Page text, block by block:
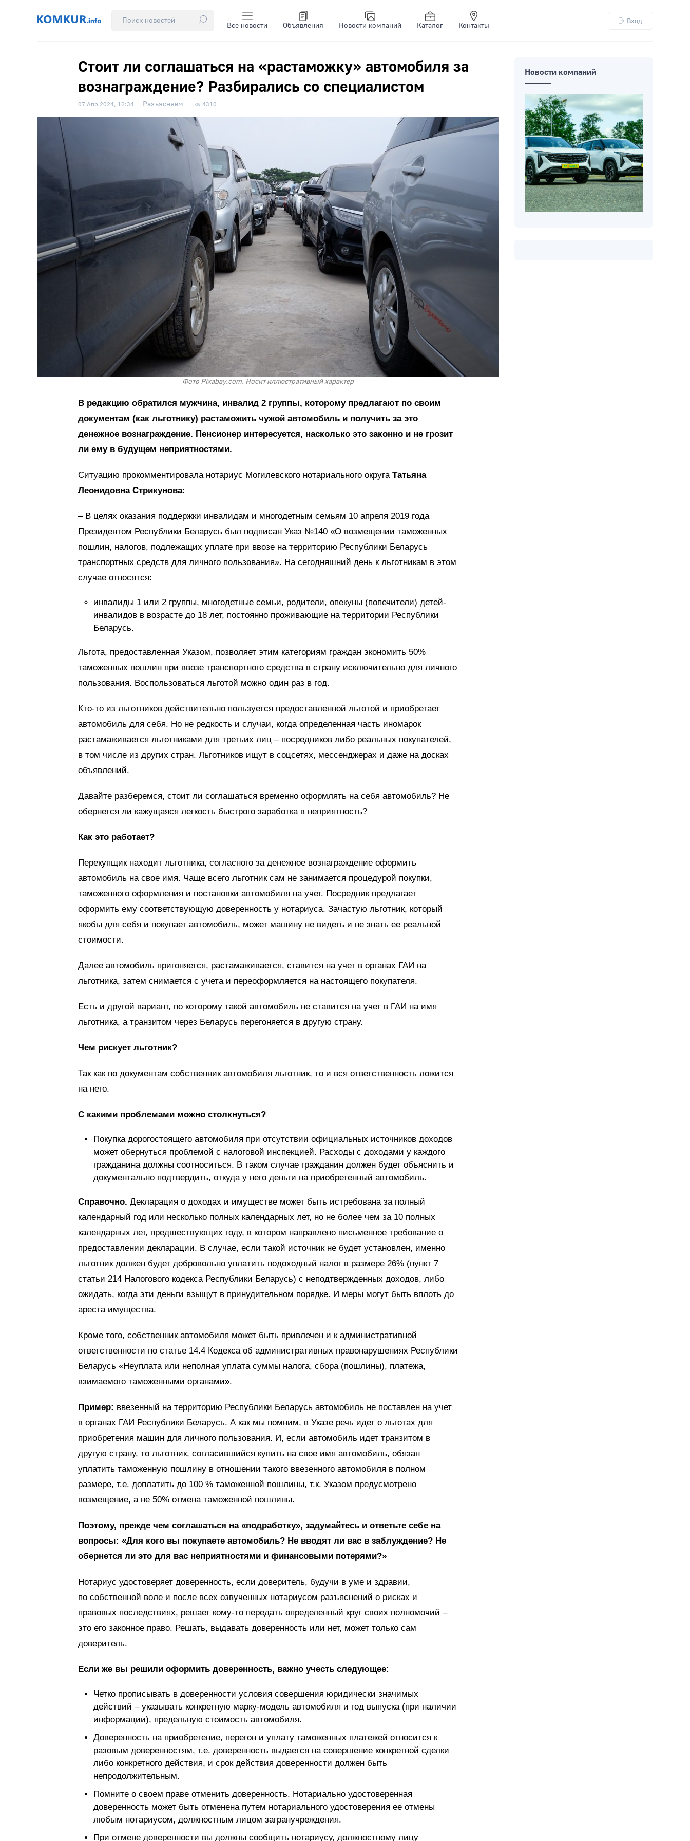
Все новости Объявления Новости компаний Каталог Контакты
Вход
Стоит ли соглашаться на «растаможку» автомобиля за
вознаграждение? Разбирались со специалистом
07 Апр 2024, 12:34 Разъясняем 4310
Фото Pixabay.com. Носит иллюстративный характер
В редакцию обратился мужчина, инвалид 2 группы, которому предлагают по своим
документам (как льготнику) растаможить чужой автомобиль и получить за это
денежное вознаграждение. Пенсионер интересуется, насколько это законно и не грозит
ли ему в будущем неприятностями.
Ситуацию прокомментировала нотариус Могилевского нотариального округа Татьяна
Леонидовна Стрикунова:
– В целях оказания поддержки инвалидам и многодетным семьям 10 апреля 2019 года
Президентом Республики Беларусь был подписан Указ №140 «О возмещении таможенных
пошлин, налогов, подлежащих уплате при ввозе на территорию Республики Беларусь
транспортных средств для личного пользования». На сегодняшний день к льготникам в этом
случае относятся:
инвалиды 1 или 2 группы, многодетные семьи, родители, опекуны (попечители) детей-
инвалидов в возрасте до 18 лет, постоянно проживающие на территории Республики
Беларусь.
Льгота, предоставленная Указом, позволяет этим категориям граждан экономить 50%
таможенных пошлин при ввозе транспортного средства в страну исключительно для личного
пользования. Воспользоваться льготой можно один раз в год.
Кто-то из льготников действительно пользуется предоставленной льготой и приобретает
автомобиль для себя. Но не редкость и случаи, когда определенная часть иномарок
растамаживается льготниками для третьих лиц – посредников либо реальных покупателей,
в том числе из других стран. Льготников ищут в соцсетях, мессенджерах и даже на досках
объявлений.
Давайте разберемся, стоит ли соглашаться временно оформлять на себя автомобиль? Не
обернется ли кажущаяся легкость быстрого заработка в неприятность?
Как это работает?
Перекупщик находит льготника, согласного за денежное вознаграждение оформить
автомобиль на свое имя. Чаще всего льготник сам не занимается процедурой покупки,
таможенного оформления и постановки автомобиля на учет. Посредник предлагает
оформить ему соответствующую доверенность у нотариуса. Зачастую льготник, который
якобы для себя и покупает автомобиль, может машину не видеть и не знать ее реальной
стоимости.
Далее автомобиль пригоняется, растамаживается, ставится на учет в органах ГАИ на
льготника, затем снимается с учета и переоформляется на настоящего покупателя.
Есть и другой вариант, по которому такой автомобиль не ставится на учет в ГАИ на имя
льготника, а транзитом через Беларусь перегоняется в другую страну.
Чем рискует льготник?
Так как по документам собственник автомобиля льготник, то и вся ответственность ложится
на него.
С какими проблемами можно столкнуться?
Покупка дорогостоящего автомобиля при отсутствии официальных источников доходов
может обернуться проблемой с налоговой инспекцией. Расходы с доходами у каждого
гражданина должны соотноситься. В таком случае гражданин должен будет объяснить и
документально подтвердить, откуда у него деньги на приобретенный автомобиль.
Справочно. Декларация о доходах и имуществе может быть истребована за полный
календарный год или несколько полных календарных лет, но не более чем за 10 полных
календарных лет, предшествующих году, в котором направлено письменное требование о
предоставлении декларации. В случае, если такой источник не будет установлен, именно
льготник должен будет добровольно уплатить подоходный налог в размере 26% (пункт 7
статьи 214 Налогового кодекса Республики Беларусь) с неподтвержденных доходов, либо
ожидать, когда эти деньги взыщут в принудительном порядке. И меры могут быть вплоть до
ареста имущества.
Кроме того, собственник автомобиля может быть привлечен и к административной
ответственности по статье 14.4 Кодекса об административных правонарушениях Республики
Беларусь «Неуплата или неполная уплата суммы налога, сбора (пошлины), платежа,
взимаемого таможенными органами».
Пример: ввезенный на территорию Республики Беларусь автомобиль не поставлен на учет
в органах ГАИ Республики Беларусь. А как мы помним, в Указе речь идет о льготах для
приобретения машин для личного пользования. И, если автомобиль идет транзитом в
другую страну, то льготник, согласившийся купить на свое имя автомобиль, обязан
уплатить таможенную пошлину в отношении такого ввезенного автомобиля в полном
размере, т.е. доплатить до 100 % таможенной пошлины, т.к. Указом предусмотрено
возмещение, а не 50% отмена таможенной пошлины.
Поэтому, прежде чем соглашаться на «подработку», задумайтесь и ответьте себе на
вопросы: «Для кого вы покупаете автомобиль? Не вводят ли вас в заблуждение? Не
обернется ли это для вас неприятностями и финансовыми потерями?»
Нотариус удостоверяет доверенность, если доверитель, будучи в уме и здравии,
по собственной воле и после всех озвученных нотариусом разъяснений о рисках и
правовых последствиях, решает кому-то передать определенный круг своих полномочий –
это его законное право. Решать, выдавать доверенность или нет, может только сам
доверитель.
Если же вы решили оформить доверенность, важно учесть следующее:
Четко прописывать в доверенности условия совершения юридически значимых
действий – указывать конкретную марку-модель автомобиля и год выпуска (при наличии
информации), предельную стоимость автомобиля.
Доверенность на приобретение, перегон и уплату таможенных платежей относится к
разовым доверенностям, т.е. доверенность выдается на совершение конкретной сделки
либо конкретного действия, и срок действия доверенности должен быть
непродолжительным.
Помните о своем праве отменить доверенность. Нотариально удостоверенная
доверенность может быть отменена путем нотариального удостоверения ее отмены
любым нотариусом, должностным лицом загранучреждения.
При отмене доверенности вы должны сообщить нотариусу, должностному лицу
Новости компаний